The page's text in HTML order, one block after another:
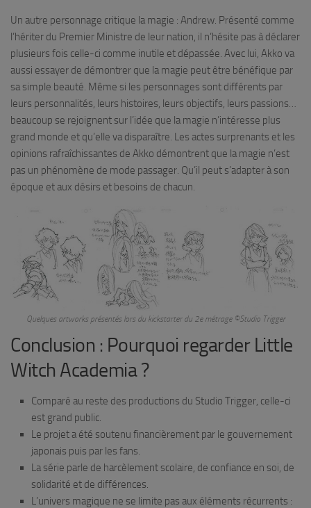
Un autre personnage critique la magie : Andrew. Présenté comme
l’hériter du Premier Ministre de leur nation, il n’hésite pas à déclarer
plusieurs fois celle-ci comme inutile et dépassée. Avec lui, Akko va
aussi essayer de démontrer que la magie peut être bénéfique par
sa simple beauté. Même si les personnages sont différents par
leurs personnalités, leurs histoires, leurs objectifs, leurs passions…
beaucoup se rejoignent sur l’idée que la magie n’intéresse plus
grand monde et qu’elle va disparaître. Les actes surprenants et les
opinions rafraîchissantes de Akko démontrent que la magie n’est
pas un phénomène de mode passager. Qu’il peut s’adapter à son
époque et aux désirs et besoins de chacun.
Quelques artworks présentés lors du kickstarter du 2e métrage ©Studio Trigger
Conclusion : Pourquoi regarder Little
Witch Academia ?
Comparé au reste des productions du Studio Trigger, celle-ci
est grand public.
Le projet a été soutenu financièrement par le gouvernement
japonais puis par les fans.
La série parle de harcèlement scolaire, de confiance en soi, de
solidarité et de différences.
L’univers magique ne se limite pas aux éléments récurrents :